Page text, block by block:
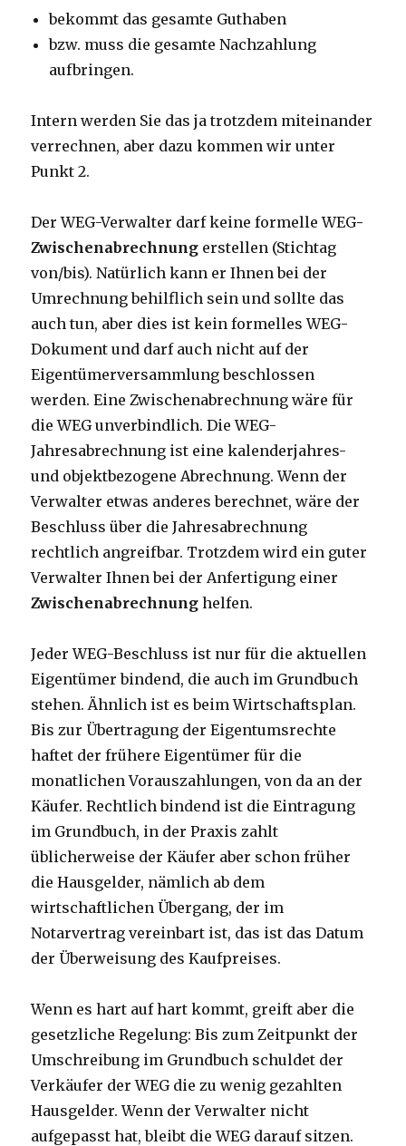
bekommt das gesamte Guthaben
bzw. muss die gesamte Nachzahlung
aufbringen.
Intern werden Sie das ja trotzdem miteinander
verrechnen, aber dazu kommen wir unter
Punkt 2.
Der WEG-Verwalter darf keine formelle WEG-
Zwischenabrechnung erstellen (Stichtag
von/bis). Natürlich kann er Ihnen bei der
Umrechnung behilflich sein und sollte das
auch tun, aber dies ist kein formelles WEG-
Dokument und darf auch nicht auf der
Eigentümerversammlung beschlossen
werden. Eine Zwischenabrechnung wäre für
die WEG unverbindlich. Die WEG-
Jahresabrechnung ist eine kalenderjahres-
und objektbezogene Abrechnung. Wenn der
Verwalter etwas anderes berechnet, wäre der
Beschluss über die Jahresabrechnung
rechtlich angreifbar. Trotzdem wird ein guter
Verwalter Ihnen bei der Anfertigung einer
Zwischenabrechnung helfen.
Jeder WEG-Beschluss ist nur für die aktuellen
Eigentümer bindend, die auch im Grundbuch
stehen. Ähnlich ist es beim Wirtschaftsplan.
Bis zur Übertragung der Eigentumsrechte
haftet der frühere Eigentümer für die
monatlichen Vorauszahlungen, von da an der
Käufer. Rechtlich bindend ist die Eintragung
im Grundbuch, in der Praxis zahlt
üblicherweise der Käufer aber schon früher
die Hausgelder, nämlich ab dem
wirtschaftlichen Übergang, der im
Notarvertrag vereinbart ist, das ist das Datum
der Überweisung des Kaufpreises.
Wenn es hart auf hart kommt, greift aber die
gesetzliche Regelung: Bis zum Zeitpunkt der
Umschreibung im Grundbuch schuldet der
Verkäufer der WEG die zu wenig gezahlten
Hausgelder. Wenn der Verwalter nicht
aufgepasst hat, bleibt die WEG darauf sitzen.